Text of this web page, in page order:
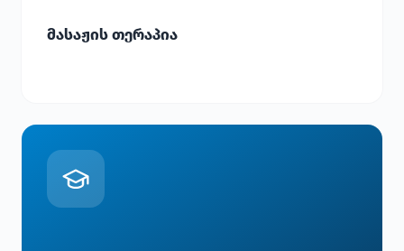
მასაჟის თერაპია